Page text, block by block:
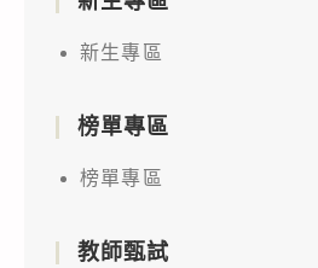
新生專區
榜單專區
榜單專區
教師甄試